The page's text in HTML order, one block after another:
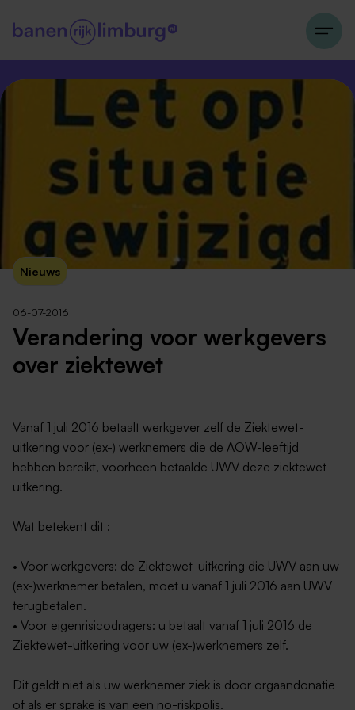
Nieuws
06-07-2016
Verandering voor werkgevers
over ziektewet
Vanaf 1 juli 2016 betaalt werkgever zelf de Ziektewet-
uitkering voor (ex-) werknemers die de AOW-leeftijd
hebben bereikt, voorheen betaalde UWV deze ziektewet-
uitkering.
Wat betekent dit :
• Voor werkgevers: de Ziektewet-uitkering die UWV aan uw
(ex-)werknemer betalen, moet u vanaf 1 juli 2016 aan UWV
terugbetalen.
• Voor eigenrisicodragers: u betaalt vanaf 1 juli 2016 de
Ziektewet-uitkering voor uw (ex-)werknemers zelf.
Dit geldt niet als uw werknemer ziek is door orgaandonatie
of als er sprake is van een no-riskpolis.